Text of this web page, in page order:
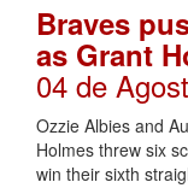
Braves
as Grant
04 de
Ozzie Albies and
Holmes threw six
win their sixth